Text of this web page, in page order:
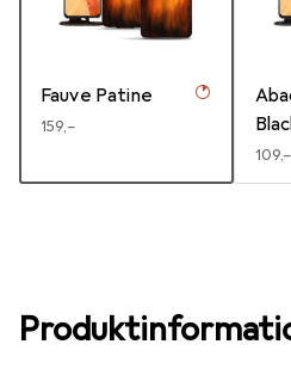
Fauve Patine
EUR
159,–
EUR
109,–